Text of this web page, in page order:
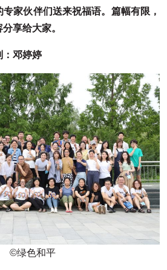
家伙伴们送来祝福语。篇幅有限，
享给大家。
：邓婷婷
©绿色和平